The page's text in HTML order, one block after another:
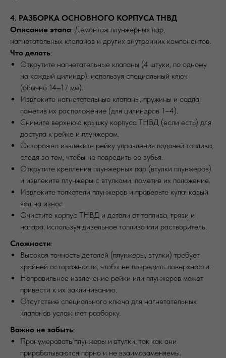
4. РАЗБОРКА ОСНОВНОГО КОРПУСА ТНВД
Описание этапа: Демонтаж плунжерных пар,
нагнетательных клапанов и других внутренних компонентов.
Что делать:
Открутите нагнетательные клапаны (4 штуки, по одному
на каждый цилиндр), используя специальный ключ
(обычно 14–17 мм).
Извлеките нагнетательные клапаны, пружины и седла,
пометив их расположение (для цилиндров 1–4).
Снимите верхнюю крышку корпуса ТНВД (если есть) для
доступа к рейке и плунжерам.
Осторожно извлеките рейку управления подачей топлива,
следя за тем, чтобы не повредить ее зубья.
Открутите крепления плунжерных пар (втулки плунжеров)
и извлеките плунжеры с втулками, пометив их положение.
Извлеките толкатели плунжеров и проверьте кулачковый
вал на износ.
Очистите корпус ТНВД и детали от топлива, грязи и
нагара, используя дизельное топливо или растворитель.
Сложности:
Высокая точность деталей (плунжеры, втулки) требует
крайней осторожности, чтобы не повредить поверхности.
Неправильное извлечение рейки или плунжеров может
привести к их заклиниванию.
Отсутствие специального ключа для нагнетательных
клапанов усложняет разборку.
Важно не забыть:
Пронумеровать плунжеры и втулки, так как они
прирабатываются парно и не взаимозаменяемы.